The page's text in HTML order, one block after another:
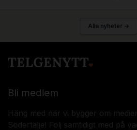
Alla nyheter →
Bli medlem
Häng med när vi bygger om
Södertälje! Följ samtidigt med på